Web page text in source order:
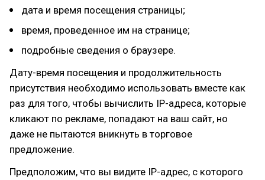
дата и время посещения страницы;
время, проведенное им на странице;
подробные сведения о браузере.
Дату-время посещения и продолжительность
присутствия необходимо использовать вместе как
раз для того, чтобы вычислить IP-адреса, которые
кликают по рекламе, попадают на ваш сайт, но
даже не пытаются вникнуть в торговое
предложение.
Предположим, что вы видите IP-адрес, с которого